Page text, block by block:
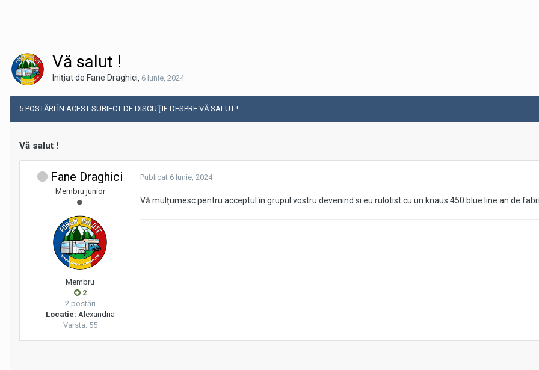
Vă salut !
Iniţiat de Fane Draghici, 6 Iunie, 2024
5 POSTĂRI ÎN ACEST SUBIECT DE DISCUŢIE DESPRE VĂ SALUT !
Vă salut !
Fane Draghici
Membru junior
Membru
2
2 postări
Locatie: Alexandria
Varsta: 55
Publicat 6 Iunie, 2024
Vă mulțumesc pentru acceptul în grupul vostru devenind si eu rulotist cu un knaus 450 blue line an de